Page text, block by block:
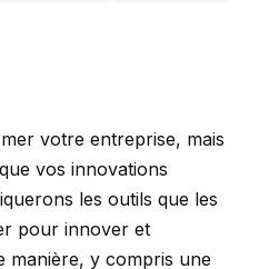
votre entreprise, mais
vos innovations
les outils que les
pour innover et
manière, y compris une